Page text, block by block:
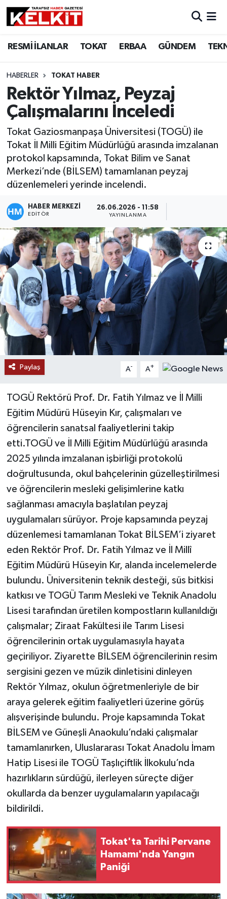
RESMİ İLANLAR TOKAT ERBAA GÜNDEM
HABERLER TOKAT HABER
Rektör Yılmaz, Peyzaj
Çalışmalarını İnceledi
Tokat Gaziosmanpaşa Üniversitesi (TOGÜ) ile
Tokat İl Milli Eğitim Müdürlüğü arasında imzalanan
protokol kapsamında, Tokat Bilim ve Sanat
Merkezi’nde (BİLSEM) tamamlanan peyzaj
düzenlemeleri yerinde incelendi.
HABER MERKEZİ
EDITÖR
26.06.2026 - 11:58
YAYINLANMA
Paylaş A- A+
TOGÜ Rektörü Prof. Dr. Fatih Yılmaz ve İl Milli
Eğitim Müdürü Hüseyin Kır, çalışmaları ve
öğrencilerin sanatsal faaliyetlerini takip
etti.TOGÜ ve İl Milli Eğitim Müdürlüğü arasında
2025 yılında imzalanan işbirliği protokolü
doğrultusunda, okul bahçelerinin güzelleştirilmesi
ve öğrencilerin mesleki gelişimlerine katkı
sağlanması amacıyla başlatılan peyzaj
uygulamaları sürüyor. Proje kapsamında peyzaj
düzenlemesi tamamlanan Tokat BİLSEM’i ziyaret
eden Rektör Prof. Dr. Fatih Yılmaz ve İl Millî
Eğitim Müdürü Hüseyin Kır, alanda incelemelerde
bulundu. Üniversitenin teknik desteği, süs bitkisi
katkısı ve TOGÜ Tarım Mesleki ve Teknik Anadolu
Lisesi tarafından üretilen kompostların kullanıldığı
çalışmalar; Ziraat Fakültesi ile Tarım Lisesi
öğrencilerinin ortak uygulamasıyla hayata
geçiriliyor. Ziyarette BİLSEM öğrencilerinin resim
sergisini gezen ve müzik dinletisini dinleyen
Rektör Yılmaz, okulun öğretmenleriyle de bir
araya gelerek eğitim faaliyetleri üzerine görüş
alışverişinde bulundu. Proje kapsamında Tokat
BİLSEM ve Güneşli Anaokulu’ndaki çalışmalar
tamamlanırken, Uluslararası Tokat Anadolu İmam
Hatip Lisesi ile TOGÜ Taşlıçiftlik İlkokulu’nda
hazırlıkların sürdüğü, ilerleyen süreçte diğer
okullarda da benzer uygulamaların yapılacağı
bildirildi.
Tokat'ta Tarihi Pervane
Hamamı'nda Yangın
Paniği